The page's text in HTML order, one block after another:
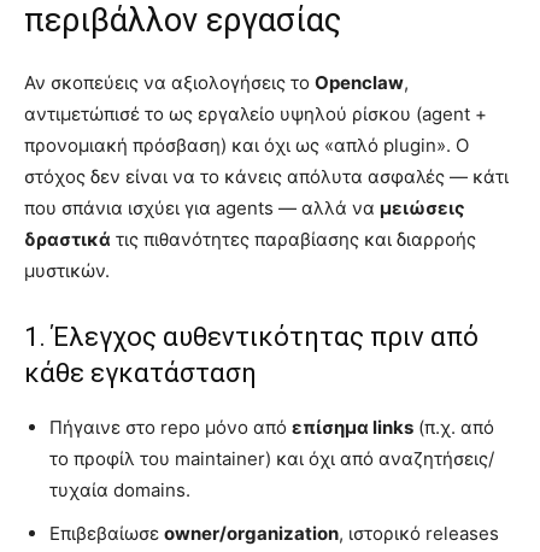
περιβάλλον εργασίας
Αν σκοπεύεις να αξιολογήσεις το Openclaw,
αντιμετώπισέ το ως εργαλείο υψηλού ρίσκου (agent +
προνομιακή πρόσβαση) και όχι ως «απλό plugin». Ο
στόχος δεν είναι να το κάνεις απόλυτα ασφαλές — κάτι
που σπάνια ισχύει για agents — αλλά να μειώσεις
δραστικά τις πιθανότητες παραβίασης και διαρροής
μυστικών.
1. Έλεγχος αυθεντικότητας πριν από
κάθε εγκατάσταση
Πήγαινε στο repo μόνο από επίσημα links (π.χ. από
το προφίλ του maintainer) και όχι από αναζητήσεις/
τυχαία domains.
Επιβεβαίωσε owner/organization, ιστορικό releases